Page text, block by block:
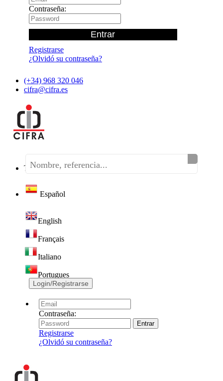
Contraseña:
Registrarse
¿Olvidó su contraseña?
(+34) 968 320 046
cifra@cifra.es
Teléfono:(+34) 968 320 046
Español
English
Français
Italiano
Portugues
Login/Registrarse
Contraseña:
Registrarse
¿Olvidó su contraseña?